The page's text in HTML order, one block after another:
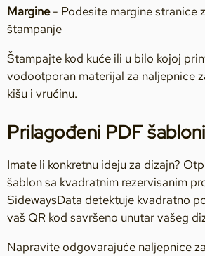
Margine- Podesite margine stranice
štampanje
Štampajte kod kuće ili u bilo kojoj
vodootporan materijal za naljepnice
kišu i vrućinu.
Prilagođeni PDF šabloni
Imate li konkretnu ideju za dizajn?
šablon sa kvadratnim rezervisanim
SidewaysData detektuje kvadratno
vaš QR kod savršeno unutar vašeg
Napravite odgovarajuće naljepnice